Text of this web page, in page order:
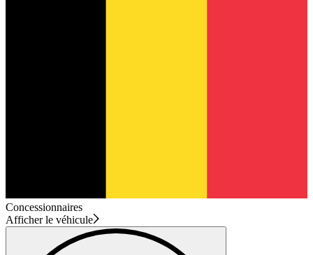
Concessionnaires
Afficher le véhicule